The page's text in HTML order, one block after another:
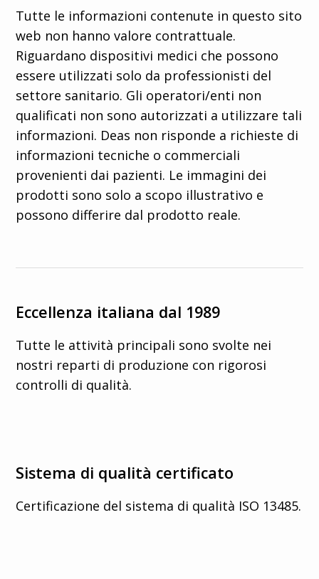
Deutsch
Tutte le informazioni contenute in questo sito
web non hanno valore contrattuale.
Riguardano dispositivi medici che possono
essere utilizzati solo da professionisti del
settore sanitario. Gli operatori/enti non
qualificati non sono autorizzati a utilizzare tali
informazioni. Deas non risponde a richieste di
informazioni tecniche o commerciali
provenienti dai pazienti. Le immagini dei
prodotti sono solo a scopo illustrativo e
possono differire dal prodotto reale.
Eccellenza italiana dal 1989
Tutte le attività principali sono svolte nei
nostri reparti di produzione con rigorosi
controlli di qualità.
Sistema di qualità certificato
Certificazione del sistema di qualità ISO 13485.